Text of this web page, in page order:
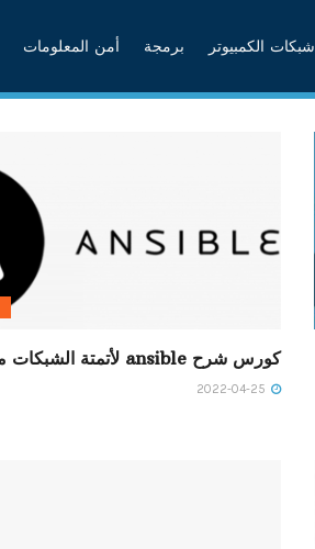
شبكات الكمبيوتر برمجة أمن المعلومات
كورس شرح ansible لأتمتة الشبكات مجانا من يودمي